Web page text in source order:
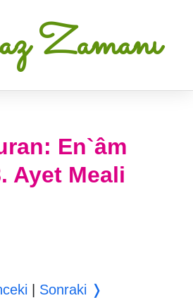
Zamanı
En`âm
Ayet Meali
Sonraki ❭